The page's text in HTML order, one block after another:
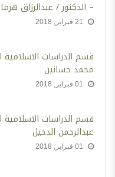
– الدكتور / عبدالرزاق
‫قسم الدراسات الاسلامية
محمد حسانين
قسم الدراسات
عبدالرحمن الدخيل